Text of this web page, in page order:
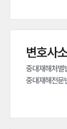
변호사
중대재해처벌
중대재해전문